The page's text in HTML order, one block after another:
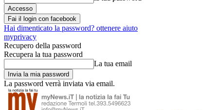
Fai il login con facebook
Hai dimenticato la password? ottenere aiuto
myprivacy
Recupero della password
Recupera la tua password
La tua email
La password verrà inviata via email.